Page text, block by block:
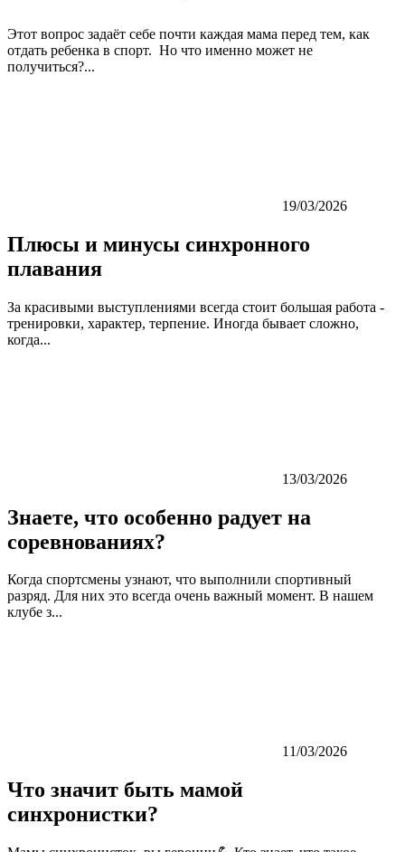
Этот вопрос задаёт себе почти каждая мама перед тем, как
отдать ребенка в спорт. Но что именно может не
получиться?...
19/03/2026
Плюсы и минусы синхронного
плавания
За красивыми выступлениями всегда стоит большая работа -
тренировки, характер, терпение. Иногда бывает сложно,
когда...
13/03/2026
Знаете, что особенно радует на
соревнованиях?
Когда спортсмены узнают, что выполнили спортивный
разряд. Для них это всегда очень важный момент. В нашем
клубе з...
11/03/2026
Что значит быть мамой
синхронистки?